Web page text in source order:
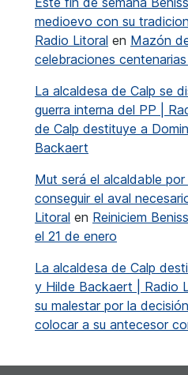
medioevo con su
Radio Litoral en Mazón
celebraciones
La alcaldesa de Calp se
guerra interna del PP |
de Calp destituye a
Backaert
Mut será el alcaldable
conseguir el aval
Litoral en Reiniciem
el 21 de enero
La alcaldesa de Calp
y Hilde Backaert | Radio
su malestar por la
colocar a su antecesor